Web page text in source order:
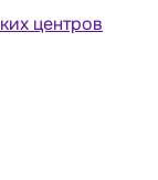
центров